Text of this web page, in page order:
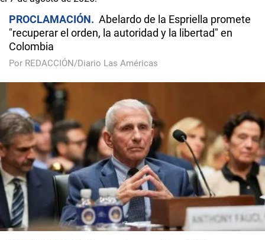
PROCLAMACIÓN
Abelardo de la Espriella promete
"recuperar el orden, la autoridad y la libertad" en
Colombia
Por REDACCIÓN/Diario Las Américas